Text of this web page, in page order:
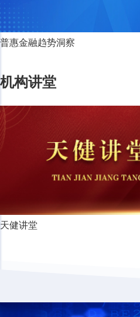
普惠金融趋势洞察
机构讲堂
天健讲堂